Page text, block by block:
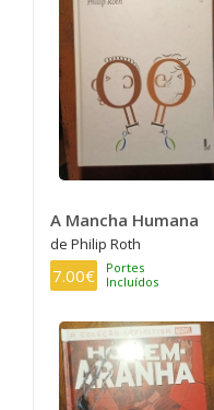
A Mancha Humana
de Philip Roth
7.00€
Portes
Incluídos